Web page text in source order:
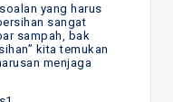
yang harus
sangat
sampah, bak
kita temukan
menjaga